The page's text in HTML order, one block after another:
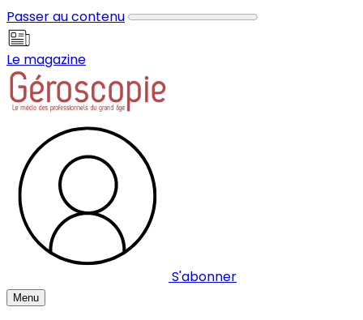
Passer au contenu
Le magazine
S'abonner
Menu
Panneau de gestion des cookies